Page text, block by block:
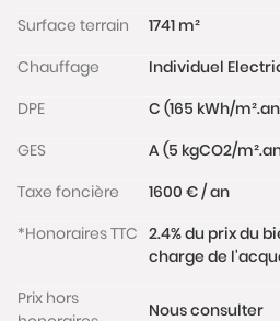
www.georisques.gouv.fr
Surface terrain
1741 m²
Chauffage
Individuel
DPE
C (165 kWh/
GES
A (5 kgCO2/
Taxe foncière
1600 € / an
*Honoraires TTC 2.4% du prix du
charge de
Prix hors
Nous consulter